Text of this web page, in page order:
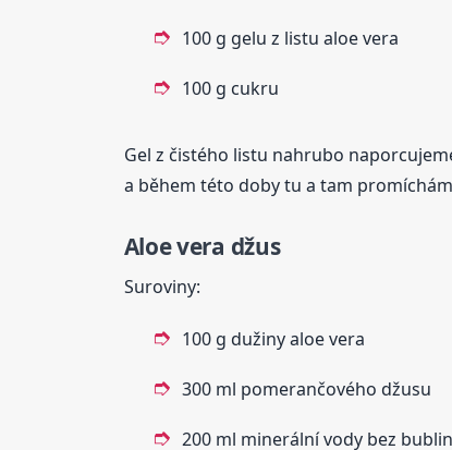
100 g gelu z listu aloe vera
100 g cukru
Gel z čistého listu nahrubo
a během této doby tu a tam
Aloe vera džus
Suroviny:
100 g dužiny aloe vera
300 ml pomerančového džusu
200 ml minerální vody bez